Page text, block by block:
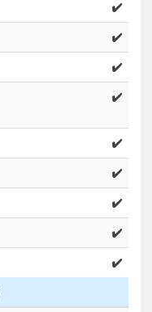
✔️
✔️
✔️
✔️
✔️
✔️
✔️
✔️
✔️